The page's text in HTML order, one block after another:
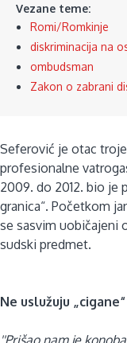
Vezane teme:
Romi/Romkinje
diskriminacija na
ombudsman
Zakon o zabrani
Seferović je otac
profesionalne
2009. do 2012. bio je
granica“. Početkom
se sasvim uobičajeni
sudski predmet.
Ne uslužuju „cigane“
''Prišao nam je